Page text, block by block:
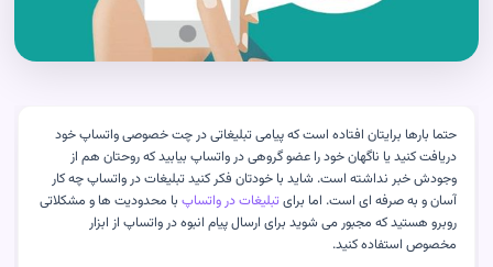
حتما بارها برایتان افتاده است که پیامی تبلیغاتی در چت خصوصی واتساپ خود
دریافت کنید یا ناگهان خود را عضو گروهی در واتساپ بیابید که روحتان هم از
وجودش خبر نداشته است. شاید با خودتان فکر کنید تبلیغات در واتساپ چه کار
آسان و به صرفه ای است. اما برایتبلیغات در واتساپ با محدودیت ها و مشکلاتی
روبرو هستید که مجبور می شوید برای ارسال پیام انبوه در واتساپ از ابزار
مخصوص استفاده کنید.